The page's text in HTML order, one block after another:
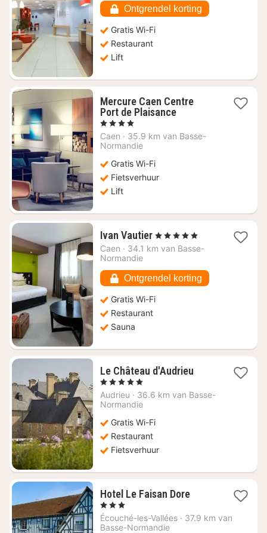
€
130,93
Ontgrendel korting
Gratis Wi-Fi
Restaurant
Lift
Mercure Caen Centre
Port de Plaisance1
vanaf
, 4 Sterren
Caen · 35.9 km van Basse-
Normandie
Gratis Wi-Fi
Fietsverhuur
Lift
Ivan Vautier1
nacht
124,36
, 5 Sterren
Caen · 34.1 km van Basse-
Normandie
Ontgrendel korting
Gratis Wi-Fi
Restaurant
Sauna
Le Château d'Audrieu1
vanaf
, 5 Sterren
Audrieu · 36.6 km van Basse-
Normandie
Gratis Wi-Fi
Restaurant
Fietsverhuur
Hotel Le Faisan Dore1
vanaf
, 3 Sterren
Écouché-les-Vallées · 37.9 km van
Basse-Normandie